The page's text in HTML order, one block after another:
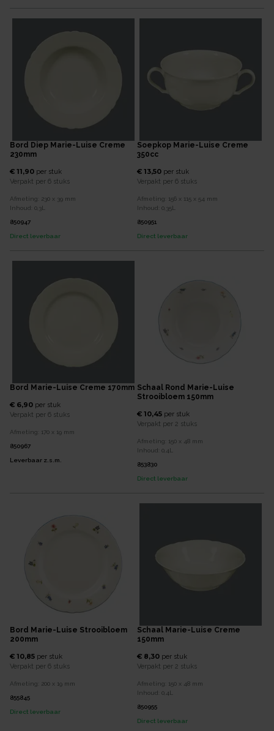
Bord Diep Marie-Luise Creme
230mm
€ 11,90 per stuk
Verpakt per 6 stuks
Afmeting: 230 x 39 mm
Inhoud: 0,3L
850947
Direct leverbaar
Soepkop Marie-Luise Creme
350cc
€ 13,50 per stuk
Verpakt per 6 stuks
Afmeting: 156 x 115 x 54 mm
Inhoud: 0,35L
850951
Direct leverbaar
Bord Marie-Luise Creme 170mm
€ 6,90 per stuk
Verpakt per 6 stuks
Afmeting: 170 x 19 mm
850967
Leverbaar z.s.m.
Schaal Rond Marie-Luise
Strooibloem 150mm
€ 10,45 per stuk
Verpakt per 2 stuks
Afmeting: 150 x 48 mm
Inhoud: 0,4L
853830
Direct leverbaar
Bord Marie-Luise Strooibloem
200mm
€ 10,85 per stuk
Verpakt per 6 stuks
Afmeting: 200 x 19 mm
855845
Direct leverbaar
Schaal Marie-Luise Creme
150mm
€ 8,30 per stuk
Verpakt per 2 stuks
Afmeting: 150 x 48 mm
Inhoud: 0,4L
850955
Direct leverbaar